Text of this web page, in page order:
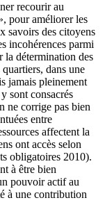
recourir au
pour améliorer les
savoirs des citoyens
incohérences parmi
la détermination des
dans une
jamais pleinement
sont consacrés
ne corrige pas bien
entre
affectent la
ont accès selon
obligatoires 2010).
à être bien
pouvoir actif au
à une contribution